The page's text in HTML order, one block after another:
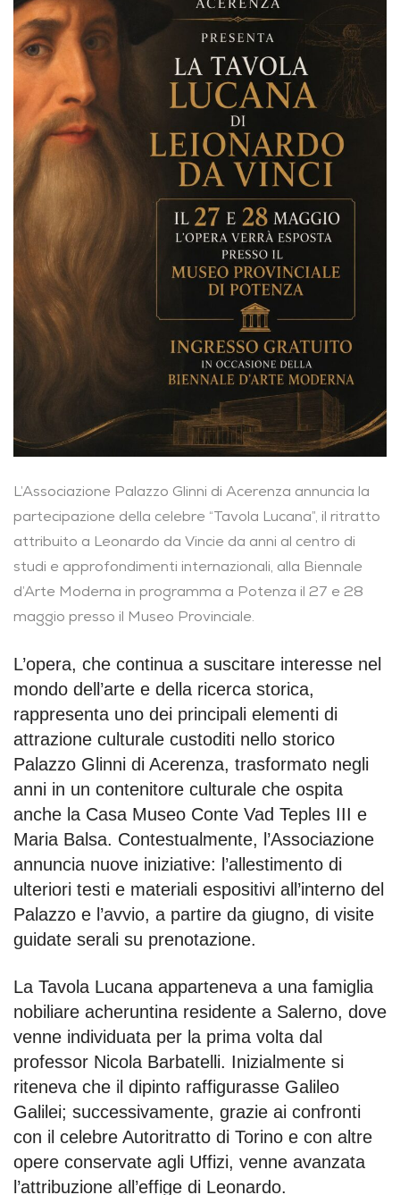
L’Associazione Palazzo Glinni di Acerenza annuncia la
partecipazione della celebre “Tavola Lucana”, il ritratto
attribuito a Leonardo da Vincie da anni al centro di
studi e approfondimenti internazionali, alla Biennale
d’Arte Moderna in programma a Potenza il 27 e 28
maggio presso il Museo Provinciale.
L’opera, che continua a suscitare interesse nel
mondo dell’arte e della ricerca storica,
rappresenta uno dei principali elementi di
attrazione culturale custoditi nello storico
Palazzo Glinni di Acerenza, trasformato negli
anni in un contenitore culturale che ospita
anche la Casa Museo Conte Vad Teples III e
Maria Balsa. Contestualmente, l’Associazione
annuncia nuove iniziative: l’allestimento di
ulteriori testi e materiali espositivi all’interno del
Palazzo e l’avvio, a partire da giugno, di visite
guidate serali su prenotazione.
La Tavola Lucana apparteneva a una famiglia
nobiliare acheruntina residente a Salerno, dove
venne individuata per la prima volta dal
professor Nicola Barbatelli. Inizialmente si
riteneva che il dipinto raffigurasse Galileo
Galilei; successivamente, grazie ai confronti
con il celebre Autoritratto di Torino e con altre
opere conservate agli Uffizi, venne avanzata
l’attribuzione all’effige di Leonardo.